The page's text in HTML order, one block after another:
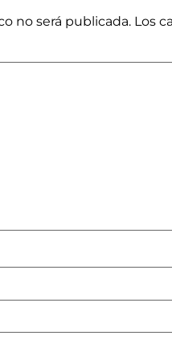
no será publicada. Los